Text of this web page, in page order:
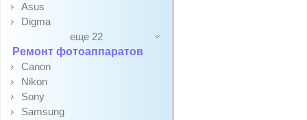
Asus
Digma
еще 22
Ремонт фотоаппаратов
Canon
Nikon
Sony
Samsung